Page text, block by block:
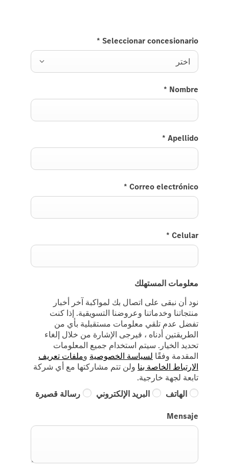
Seleccionar concesionario
*
اختر
Nombre
*
Apellido
*
Correo electrónico
*
Celular
*
معلومات المستهلك
نود أن نبقى على اتصال بك لمواكبة آخر أخبار
منتجاتنا وخدماتنا وعروضنا التسويقية. إذا كنت
تفضل عدم تلقي معلومات مستقبلية بأي من
الطريقتين أدناه ، فيرجى الإشارة من خلال إلغاء
تحديد الخيار. سيتم استخدام جميع المعلومات
المقدمة وفقًا لسياسة الخصوصية وملفات تعريف
الارتباط الخاصة بنا ولن تتم مشاركتها مع أي شركة
تابعة لجهة خارجية.
الهاتف
البريد الإلكتروني رسالة قصيرة
Mensaje